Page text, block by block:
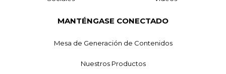
MANTÉNGASE CONECTADO
Mesa de Generación de Contenidos
Nuestros Productos